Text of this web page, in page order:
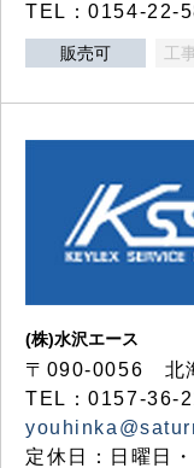
TEL：0154-22-
販売可 工
(株)水沢エース
〒090-0056 北
TEL：0157-36-
定休日：日曜日